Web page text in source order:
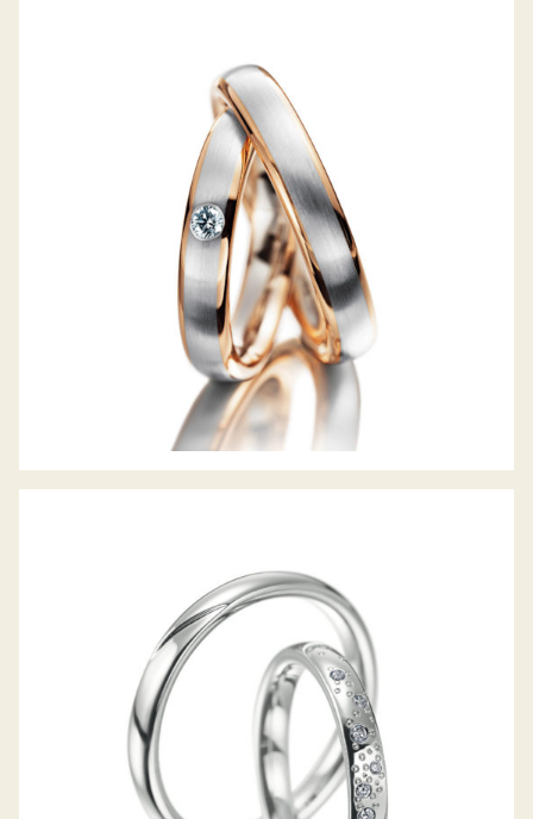
MEISTER TRAURINGE CLASSICS
MEISTER TRAURINGE SYMBOLICS